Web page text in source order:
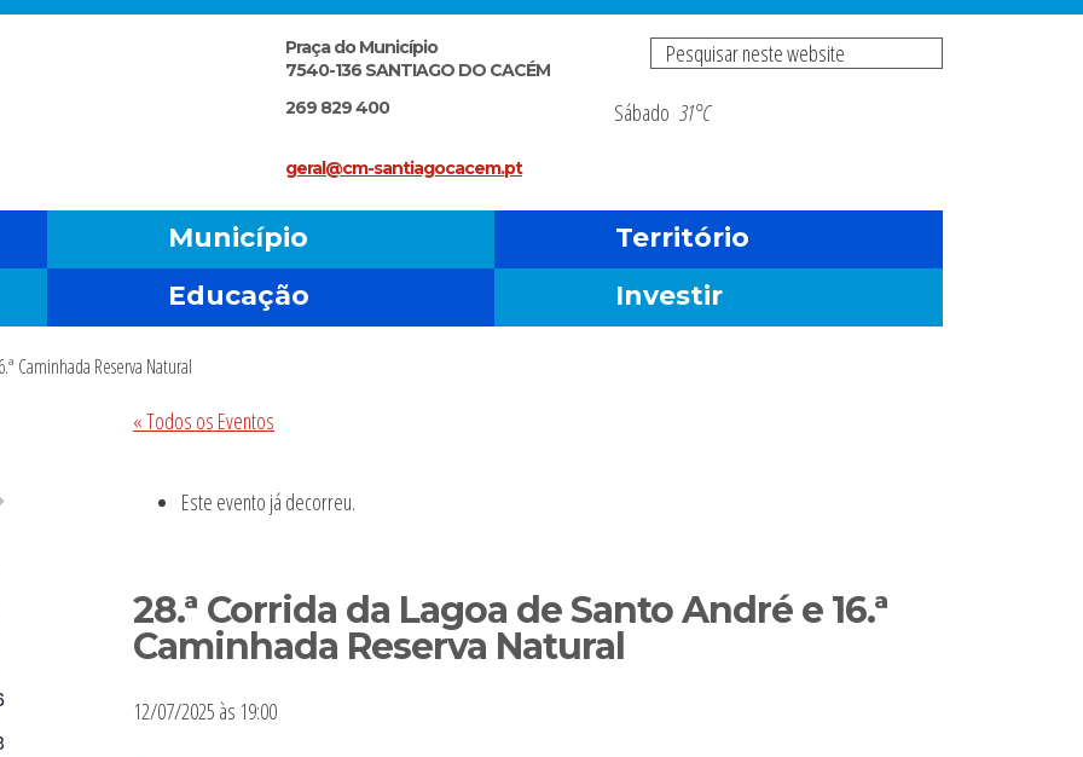
Pesquisar
website
Sábado 31°C
Praça do Município
7540-136 SANTIAGO DO CACÉM
269 829 400
geral@cm-santiagocacem.pt
Município
Território
Educação Investir
Caminhada Reserva Natural
« Todos os Eventos
Este evento já decorreu.
28.ª Corrida da Lagoa de Santo André e 16.ª
Caminhada Reserva Natural
12/07/2025 às 19:00